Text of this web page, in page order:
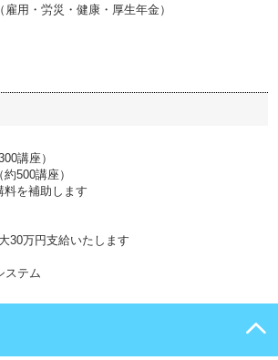
用・労災・健康・厚生年金）
講座）
500講座）
を補助します
30万円支給いたします
ステム